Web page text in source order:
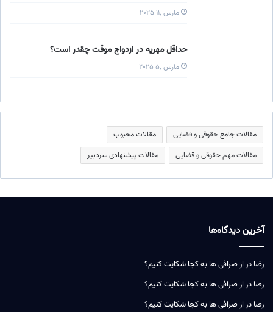
مارس ۱۱٬ ۲۰۲۵
حداقل مهریه در ازدواج موقت چقدر است؟
مارس ۵٬ ۲۰۲۵
مقالات جامع حقوقی و قضایی
مقالات محبوب
مقالات مهم حقوقی و قضایی
مقالات پیشنهادی سردبیر
آخرین دیدگاه‌ها
رضا در از صرافی ها به کجا شکایت کنیم؟
رضا در از صرافی ها به کجا شکایت کنیم؟
رضا در از صرافی ها به کجا شکایت کنیم؟